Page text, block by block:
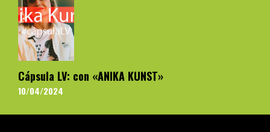
Cápsula LV: con «ANIKA KUNST»
10/04/2024